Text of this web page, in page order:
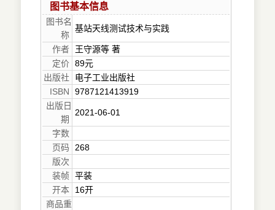
图书基本信息
图书名
称
基站天线测试技术与实践
作者
王守源等 著
定价 89元
出版社
电子工业出版社
ISBN
9787121413919
出版日
期
2021-06-01
字数
页码
268
版次
装帧 平装
开本
16开
商品重